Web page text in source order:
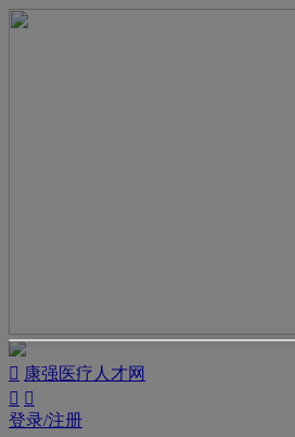
 康强医疗人才网
 
登录/注册